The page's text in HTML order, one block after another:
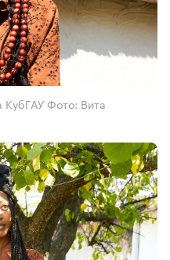
КубГАУ Фото: Вита